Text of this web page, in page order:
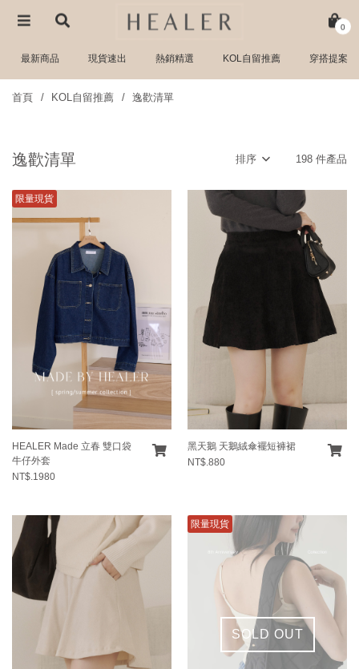
0
最新商品 現貨速出 熱銷精選 KOL自留推薦 穿搭提案
首頁 KOL自留推薦 逸歡清單
逸歡清單 排序 198 件產品
限量現貨
HEALER Made 立春 雙口袋
牛仔外套
NT$.1980
黑天鵝 天鵝絨傘襬短褲裙
NT$.880
SOLD OUT
限量現貨